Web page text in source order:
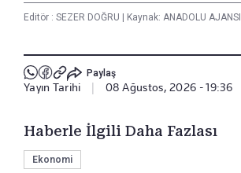
Editör : SEZER DOĞRU | Kaynak: ANADOLU AJANSI
Paylaş
Yayın Tarihi 08 Ağustos, 2026 - 19:36
Haberle İlgili Daha Fazlası
Ekonomi